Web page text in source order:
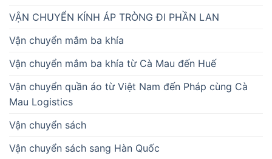
VẬN CHUYỂN KÍNH ÁP TRÒNG ĐI PHẦN LAN
Vận chuyển mắm ba khía
Vận chuyển mắm ba khía từ Cà Mau đến Huế
Vận chuyển quần áo từ Việt Nam đến Pháp cùng Cà
Mau Logistics
Vận chuyển sách
Vận chuyển sách sang Hàn Quốc